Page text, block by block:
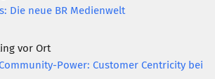
Die neue BR Medienwelt
vor Ort
Power: Customer Centricity bei